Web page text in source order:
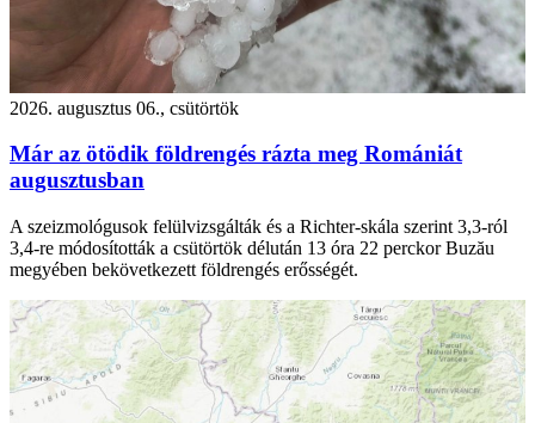
2026. augusztus 06., csütörtök
Már az ötödik földrengés rázta meg Romániát
augusztusban
A szeizmológusok felülvizsgálták és a Richter-skála szerint 3,3-ról
3,4-re módosították a csütörtök délután 13 óra 22 perckor Buzău
megyében bekövetkezett földrengés erősségét.